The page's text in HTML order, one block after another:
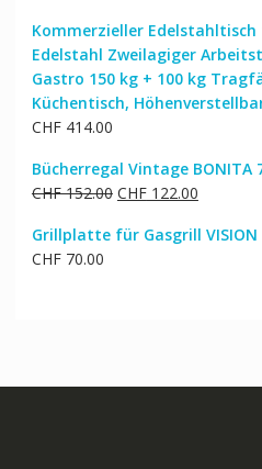
war:
CHF 856.00
ist:
CHF
Kommerzieller Edelstahltisch
Edelstahl Zweilagiger
Gastro 150 kg + 100 kg
Küchentisch,
CHF414.00
Bücherregal Vintage BONITA
CHF152.00 Ursprünglicher
war:
CHF122.00Aktueller
ist:
Grillplatte für Gasgrill VISION
CHF70.00